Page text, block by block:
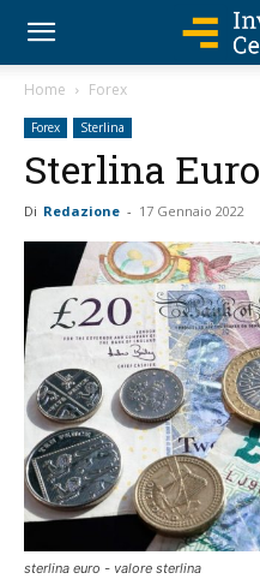
Home Forex
Forex Sterlina
Sterlina Euro
Di Redazione - 17 Gennaio 2022
sterlina euro - valore sterlina